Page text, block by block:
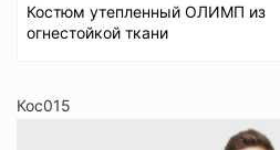
Костюм утепленный ОЛИМП из
огнестойкой ткани
Кос015